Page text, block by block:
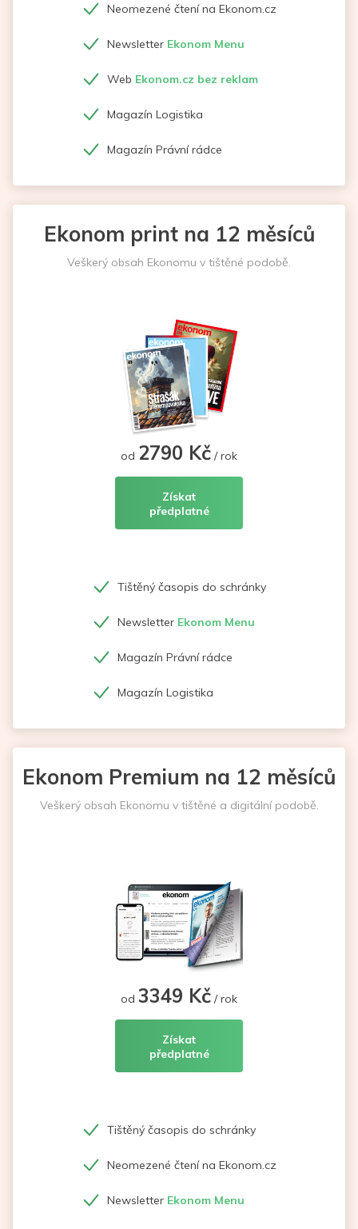
Neomezené čtení na Ekonom.cz
Newsletter Ekonom Menu
Web Ekonom.cz bez reklam
Magazín Logistika
Magazín Právní rádce
Ekonom print na 12 měsíců
Veškerý obsah Ekonomu v tištěné podobě.
od 2790 Kč / rok
Získat
předplatné
Tištěný časopis do schránky
Newsletter Ekonom Menu
Magazín Právní rádce
Magazín Logistika
Ekonom Premium na 12 měsíců
Veškerý obsah Ekonomu v tištěné a digitální podobě.
od 3349 Kč / rok
Získat
předplatné
Tištěný časopis do schránky
Neomezené čtení na Ekonom.cz
Newsletter Ekonom Menu